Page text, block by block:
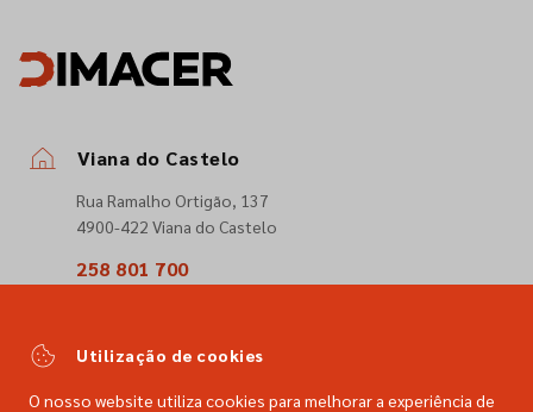
Viana do Castelo
Rua Ramalho Ortigão, 137
4900-422 Viana do Castelo
258 801 700
comercial@dimacer.com
Utilização de cookies
O nosso website utiliza cookies para melhorar a experiência de